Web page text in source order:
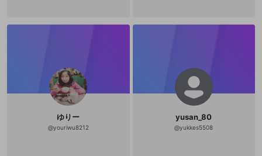
ゆりー
@youriwu8212
yusan_80
@yukkes5508